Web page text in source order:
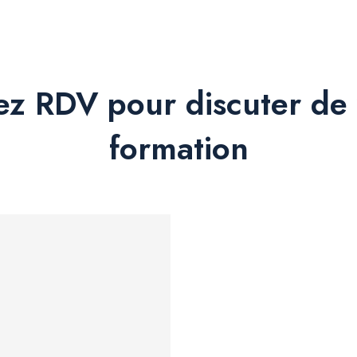
RDV pour discuter
formation